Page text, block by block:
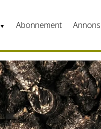
Abonnement